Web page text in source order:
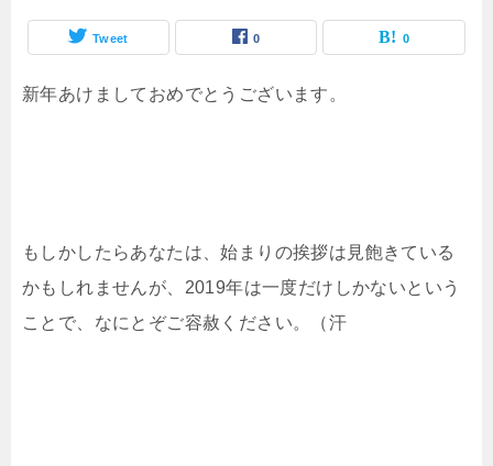
Tweet 0 0
新年あけましておめでとうございます。
もしかしたらあなたは、始まりの挨拶は見飽きている
かもしれませんが、2019年は一度だけしかないという
ことで、なにとぞご容赦ください。（汗